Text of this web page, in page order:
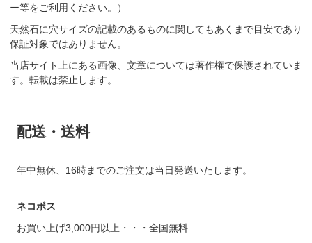
ー等をご利用ください。）
天然石に穴サイズの記載のあるものに関してもあくまで目安であり
保証対象ではありません。
当店サイト上にある画像、文章については著作権で保護されていま
す。転載は禁止します。
配送・送料
年中無休、16時までのご注文は当日発送いたします。
ネコポス
お買い上げ3,000円以上・・・全国無料